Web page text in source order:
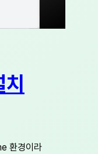
환경이라